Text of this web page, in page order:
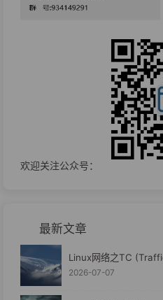
欢迎关注公众号：
最新文章
Linux网络之TC
2026-07-07